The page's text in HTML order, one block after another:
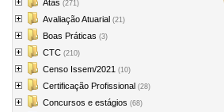
Atas (271)
Avaliação Atuarial (21)
Boas Práticas (3)
CTC (210)
Censo Issem/2021 (10)
Certificação Profissional (28)
Concursos e estágios (68)